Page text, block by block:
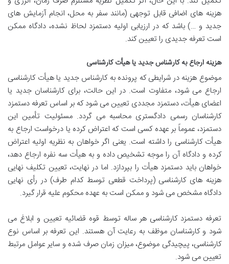
هزینه های اضافی قابل توجهی (مانند سفر به محل، انجام آزمایش های
جدید و …) باشد که در ارزیابی اولیه دستمزد لحاظ نشده، دادگاه ممکن
است تعرفه جدیدی را تعیین کند.
هزینه ارجاع به کارشناس جدید یا هیأت کارشناسی
موضوع هزینه در شرایطی که پرونده به کارشناس جدید یا هیأت کارشناسی
ارجاع می شود، متفاوت است. در این حالت، برای کارشناسان جدید یا
اعضای هیأت، دستمزد مجددی تعیین می شود که بر اساس تعرفه دستمزد
کارشناسان رسمی دادگستری محاسبه می گردد. مسئولیت تأمین این
دستمزد، عموماً بر عهده کسی است که اعتراض کرده یا درخواست ارجاع به
هیأت کارشناسی را داشته است. یعنی اگر خواهان به نظریه اولیه اعتراض
کرده و دادگاه آن را موجه تشخیص داده و به هیأت سه نفره ارجاع دهد،
خواهان باید دستمزد هیأت را بپردازد. اما در نهایت، تعیین تکلیف نهایی
هزینه های کارشناسی (پرداخت قطعی توسط کدام طرف) در رأی نهایی
دادگاه مشخص می شود و ممکن است به عهده محکوم علیه قرار گیرد.
تعرفه دستمزد کارشناسی هر ساله توسط قوه قضائیه تعیین و ابلاغ می
شود و کارشناسان موظف به رعایت آن هستند. این تعرفه بر اساس نوع
کارشناسی، پیچیدگی موضوع، میزان زمان صرف شده و سایر عوامل مرتبط
تعیین می شود.